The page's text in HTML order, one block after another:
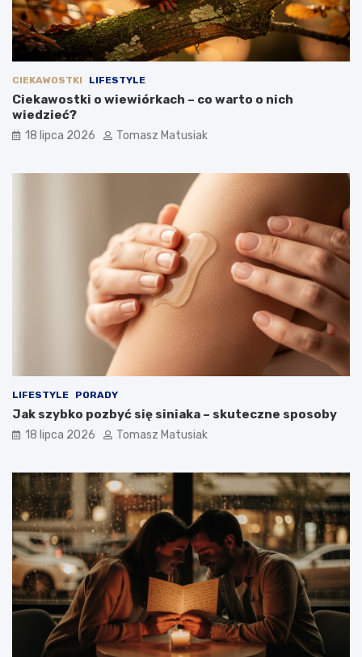
CIEKAWOSTKI LIFESTYLE
Ciekawostki o wiewiórkach – co warto o nich
wiedzieć?
18 lipca 2026 Tomasz Matusiak
LIFESTYLE PORADY
Jak szybko pozbyć się siniaka – skuteczne sposoby
18 lipca 2026 Tomasz Matusiak